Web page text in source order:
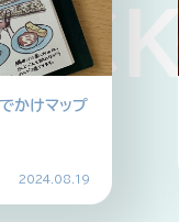
かけマップ
2024.08.19